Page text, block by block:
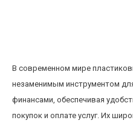
В современном мире
незаменимым инструментом
финансами, обеспечивая
покупок и оплате услуг. Их